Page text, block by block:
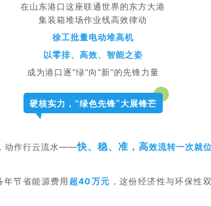
在山东港口这座联通世界的东方大港
集装箱堆场作业线高效律动
徐工批量电动堆高机
以零排、高效、智能之姿
成为港口逐“绿”向“新”的先锋力量
硬核实力，“绿色先锋”大展锋芒
，动作行云流水——快、稳、准，高效流转一次就位
年节省能源费用 超40万元 ，这份经济性与环保性